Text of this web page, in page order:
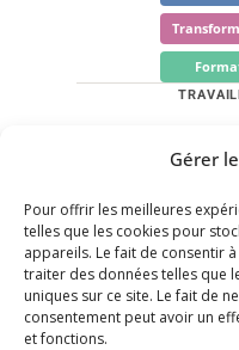
Gérer
Pour offrir les meilleures
telles que les cookies pour
appareils. Le fait de consentir
traiter des données telles que
uniques sur ce site. Le fait de
consentement peut avoir un
et fonctions.
Quels sont vos
Me contacter
Prendre
LinkedIn